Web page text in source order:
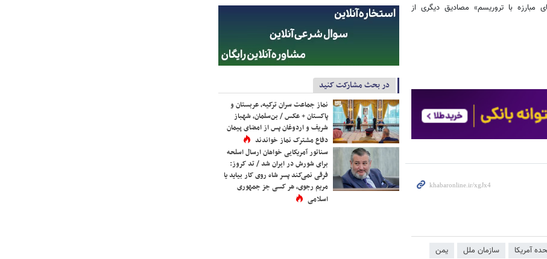
با تروریسم» مصادیق دیگری از
آمریکا سازمان ملل یمن
در بحث مشارکت کنید
نماز جماعت سران ترکیه، عربستان و
پاکستان + عکس / بن‌سلمان، شهباز
شریف و اردوغان پس از امضای پیمان
دفاع مشترک نماز خواندند
سناتور آمریکایی خواهان ارسال اسلحه
برای شورش در ایران شد / تد کروز:
فرقی نمی‌کند پسر شاه روی کار بیاید یا
مریم رجوی، هر کسی جز جمهوری
اسلامی